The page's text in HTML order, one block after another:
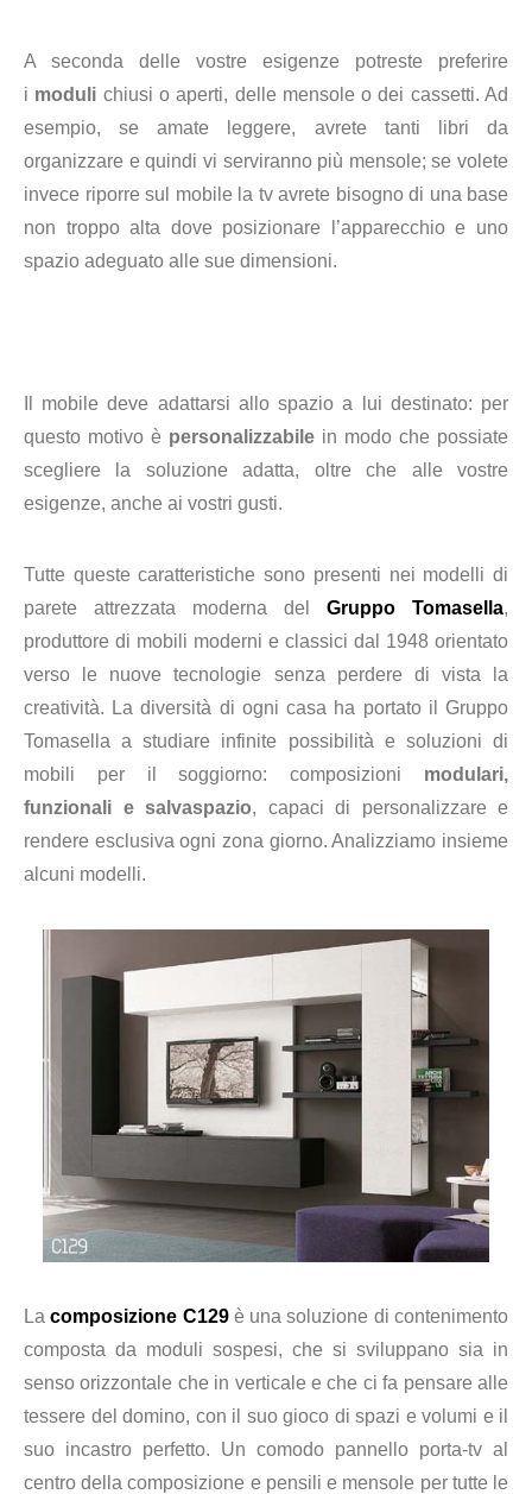
A seconda delle vostre esigenze potreste preferire
i moduli chiusi o aperti, delle mensole o dei cassetti. Ad
esempio, se amate leggere, avrete tanti libri da
organizzare e quindi vi serviranno più mensole; se volete
invece riporre sul mobile la tv avrete bisogno di una base
non troppo alta dove posizionare l’apparecchio e uno
spazio adeguato alle sue dimensioni.
Il mobile deve adattarsi allo spazio a lui destinato: per
questo motivo è personalizzabile in modo che possiate
scegliere la soluzione adatta, oltre che alle vostre
esigenze, anche ai vostri gusti.
Tutte queste caratteristiche sono presenti nei modelli di
parete attrezzata moderna del Gruppo Tomasella,
produttore di mobili moderni e classici dal 1948 orientato
verso le nuove tecnologie senza perdere di vista la
creatività. La diversità di ogni casa ha portato il Gruppo
Tomasella a studiare infinite possibilità e soluzioni di
mobili per il soggiorno: composizioni modulari,
funzionali e salvaspazio, capaci di personalizzare e
rendere esclusiva ogni zona giorno. Analizziamo insieme
alcuni modelli.
Lacomposizione C129 è una soluzione di contenimento
composta da moduli sospesi, che si sviluppano sia in
senso orizzontale che in verticale e che ci fa pensare alle
tessere del domino, con il suo gioco di spazi e volumi e il
suo incastro perfetto. Un comodo pannello porta-tv al
centro della composizione e pensili e mensole per tutte le